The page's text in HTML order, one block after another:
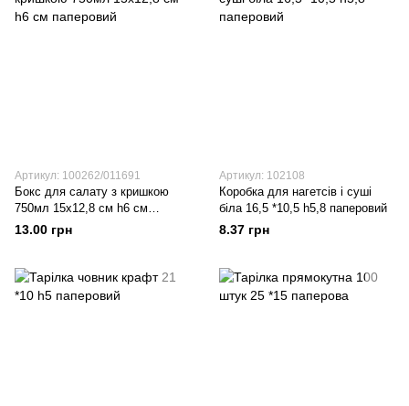
Артикул: 100262/011691
Бокс для салату з кришкою
750мл 15х12,8 см h6 см
паперовий
13.00 грн
Артикул: 102108
Коробка для нагетсів і суші
біла 16,5 *10,5 h5,8 паперовий
8.37 грн